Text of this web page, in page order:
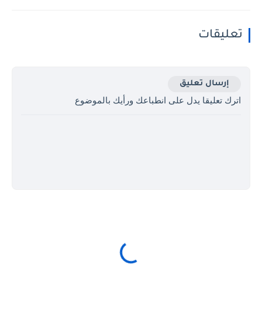
تعليقات
إرسال تعليق
اترك تعليقا يدل على انطباعك ورأيك بالموضوع